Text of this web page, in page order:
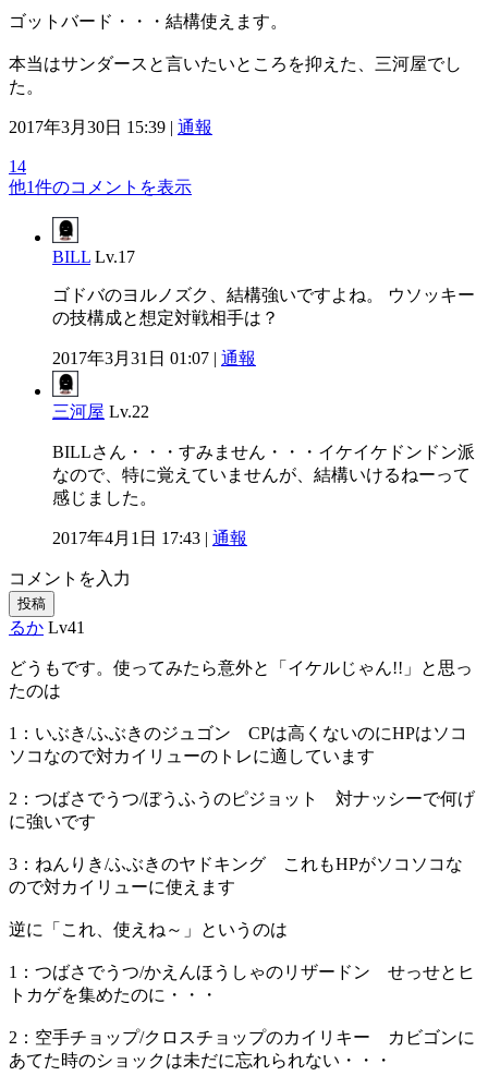
ゴットバード・・・結構使えます。
本当はサンダースと言いたいところを抑えた、三河屋でし
た。
2017年3月30日 15:39 | 通報
14
他1件のコメントを表示
BILL Lv.17
ゴドバのヨルノズク、結構強いですよね。 ウソッキー
の技構成と想定対戦相手は？
2017年3月31日 01:07 | 通報
三河屋 Lv.22
BILLさん・・・すみません・・・イケイケドンドン派
なので、特に覚えていませんが、結構いけるねーって
感じました。
2017年4月1日 17:43 | 通報
コメントを入力
投稿
るか Lv41
どうもです。使ってみたら意外と「イケルじゃん!!」と思っ
たのは
1：いぶき/ふぶきのジュゴン CPは高くないのにHPはソコ
ソコなので対カイリューのトレに適しています
2：つばさでうつ/ぼうふうのピジョット 対ナッシーで何げ
に強いです
3：ねんりき/ふぶきのヤドキング これもHPがソコソコな
ので対カイリューに使えます
逆に「これ、使えね～」というのは
1：つばさでうつ/かえんほうしゃのリザードン せっせとヒ
トカゲを集めたのに・・・
2：空手チョップ/クロスチョップのカイリキー カビゴンに
あてた時のショックは未だに忘れられない・・・